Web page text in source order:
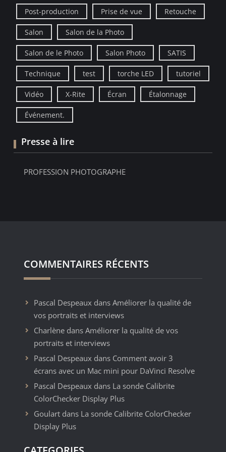
Post-production Prise de vue Retouche
Salon Salon de la Photo
Salon de le Photo Salon Photo SATIS
Technique test torche LED tutoriel
Vidéo X-Rite Écran Étalonnage
Événement.
Presse à lire
PROFESSION PHOTOGRAPHE
COMMENTAIRES RÉCENTS
Pascal Despeauxdans Améliorer la qualité de
vos portraits et interviews
Charlènedans Améliorer la qualité de vos
portraits et interviews
Pascal Despeauxdans Comment avoir 3
écrans avec un Mac mini pour DaVinci Resolve
Pascal Despeauxdans La sonde Calibrite
ColorChecker Display Plus
Goulartdans La sonde Calibrite ColorChecker
Display Plus